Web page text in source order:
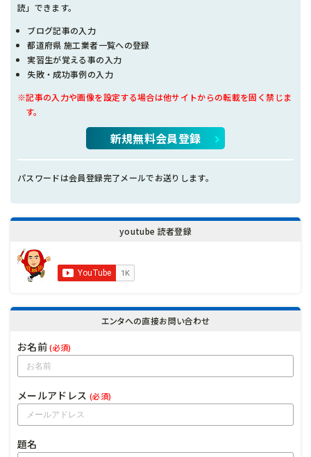
読」できます。
ブログ記事の入力
都道府県 施工業者一覧への登録
実習生が覚える事の入力
失敗・成功事例の入力
※記事の入力や画像を設定する場合は他サイトからの転載を固く禁じま
す。
新規無料会員登録
パスワードは会員登録完了メールでお送りします。
youtube 読者登録
エンタへの直接お問い合わせ
お名前(必須)
メールアドレス (必須)
題名